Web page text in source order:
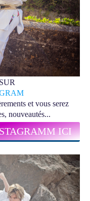
et vous serez
nouveautés...
ICI